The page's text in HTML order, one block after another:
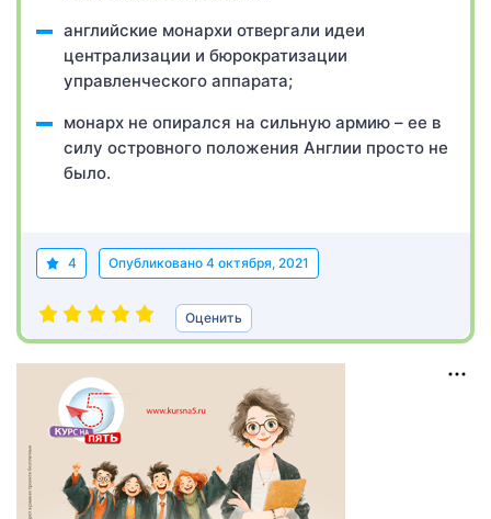
английские монархи отвергали идеи
централизации и бюрократизации
управленческого аппарата;
монарх не опирался на сильную армию – ее в
силу островного положения Англии просто не
было.
4 Опубликовано 4 октября, 2021
Оценить